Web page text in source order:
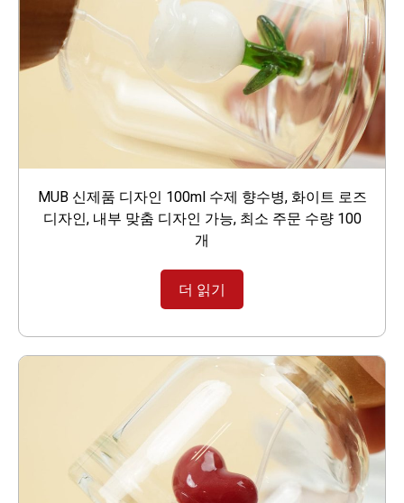
MUB 신제품 디자인 100ml 수제 향수병, 화이트 로즈
디자인, 내부 맞춤 디자인 가능, 최소 주문 수량 100
개
더 읽기